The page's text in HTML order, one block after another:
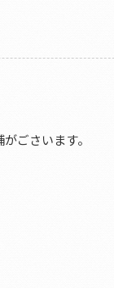
ごさいます。